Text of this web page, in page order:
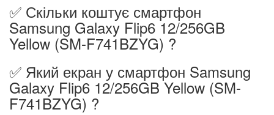
✅ Скільки коштує смартфон
Samsung Galaxy Flip6 12/256GB
Yellow (SM-F741BZYG) ?
✅ Який екран у смартфон Samsung
Galaxy Flip6 12/256GB Yellow (SM-
F741BZYG) ?